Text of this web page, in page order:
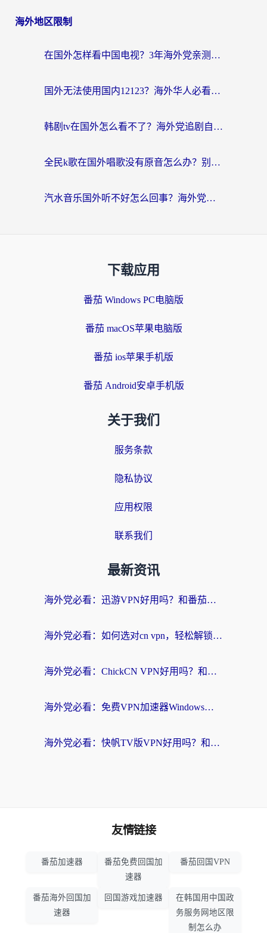
海外地区限制
在国外怎样看中国电视？3年海外党亲测有效的追剧加速器指南
国外无法使用国内12123？海外华人必看：选对回国加速器，解决迪拜语音+12123访问难题
韩剧tv在国外怎么看不了？海外党追剧自由的终极解决方案来了
全民k歌在国外唱歌没有原音怎么办？别让地域限制毁了你的麦霸时刻
汽水音乐国外听不好怎么回事？海外党亲测有效的回国加速方案来了
下载应用
番茄 Windows PC电脑版
番茄 macOS苹果电脑版
番茄 ios苹果手机版
番茄 Android安卓手机版
关于我们
服务条款
隐私协议
应用权限
联系我们
最新资讯
海外党必看：迅游VPN好用吗？和番茄加速器VPN对比哪个回国效果更好？
海外党必看：如何选对cn vpn，轻松解锁国内影音游戏？
海外党必看：ChickCN VPN好用吗？和星河VPN对比哪个回国效果更好？附真实体验+避坑指南
海外党必看：免费VPN加速器Windows版怎么选？附真实测评与无缝访问国内资源指南
海外党必看：快帆TV版VPN好用吗？和hi龟龟VPN对比哪个回国效果更好？附免费加速器选择指南
友情链接
番茄加速器
番茄免费回国加
速器
番茄回国VPN
番茄海外回国加
速器
回国游戏加速器
在韩国用中国政
务服务网地区限
制怎么办